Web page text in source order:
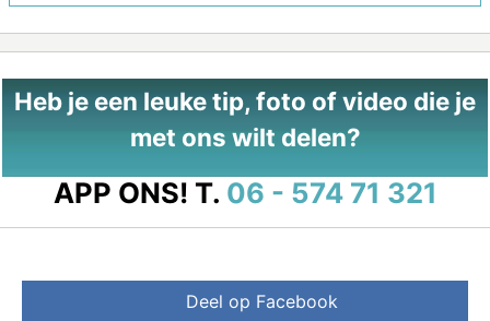
Heb je een leuke tip, foto of video die je
met ons wilt delen?
APP ONS! T. 06 - 574 71 321
Deel op Facebook